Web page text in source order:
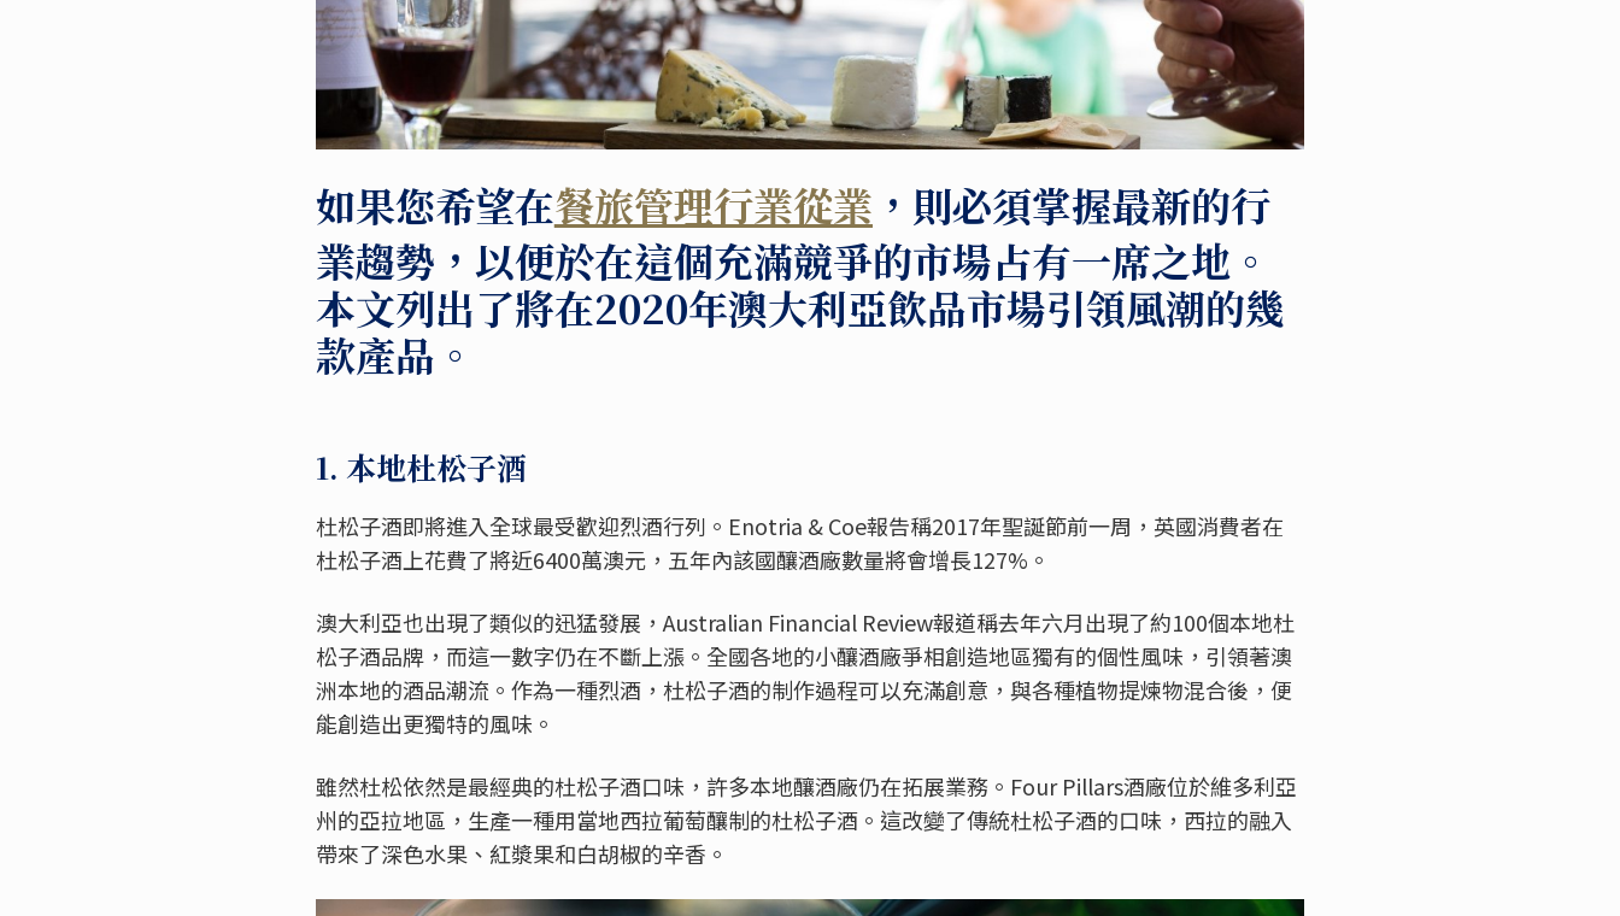
如果您希望在餐旅管理行業從業 ，則必須掌握最新的行
業趨勢，以便於在這個充滿競爭的市場占有一席之地。
本文列出了將在2020年澳大利亞飲品市場引領風潮的幾
款產品。
1. 本地杜松子酒
杜松子酒即將進入全球最受歡迎烈酒行列。Enotria & Coe報告稱2017年聖誕節前一周，英國消費者在
杜松子酒上花費了將近6400萬澳元，五年內該國釀酒廠數量將會增長127%。
澳大利亞也出現了類似的迅猛發展，Australian Financial Review報道稱去年六月出現了約100個本地杜
松子酒品牌，而這一數字仍在不斷上漲。全國各地的小釀酒廠爭相創造地區獨有的個性風味，引領著澳
洲本地的酒品潮流。作為一種烈酒，杜松子酒的制作過程可以充滿創意，與各種植物提煉物混合後，便
能創造出更獨特的風味。
雖然杜松依然是最經典的杜松子酒口味，許多本地釀酒廠仍在拓展業務。Four Pillars酒廠位於維多利亞
州的亞拉地區，生產一種用當地西拉葡萄釀制的杜松子酒。這改變了傳統杜松子酒的口味，西拉的融入
帶來了深色水果、紅漿果和白胡椒的辛香。